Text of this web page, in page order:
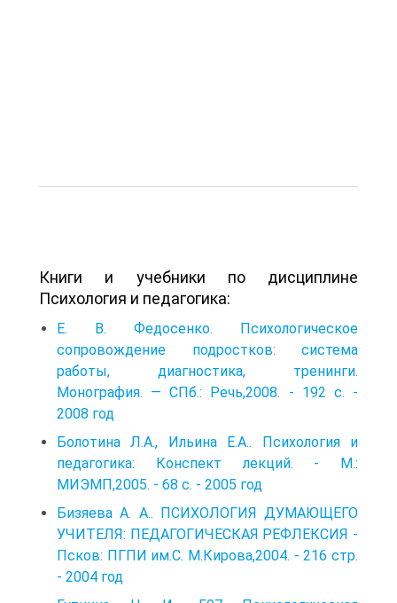
Книги и учебники по дисциплине
Психология и педагогика:
Е. В. Федосенко. Психологическое
сопровождение подростков: система
работы, диагностика, тренинги.
Монография. — СПб.: Речь,2008. - 192 с. -
2008 год
Болотина Л.А., Ильина Е.А.. Психология и
педагогика: Конспект лекций. - М.:
МИЭМП,2005. - 68 с. - 2005 год
Бизяева А. А.. ПСИХОЛОГИЯ ДУМАЮЩЕГО
УЧИТЕЛЯ: ПЕДАГОГИЧЕСКАЯ РЕФЛЕКСИЯ -
Псков: ПГПИ им.С. М.Кирова,2004. - 216 стр.
- 2004 год